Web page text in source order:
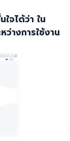
จได้ว่า ใน
างการใช้งาน